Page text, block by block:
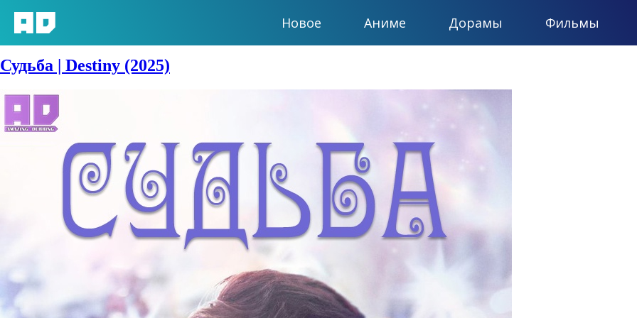
Новое Аниме Дорамы Фильмы
Жанры:
Судьба | Destiny (2025)